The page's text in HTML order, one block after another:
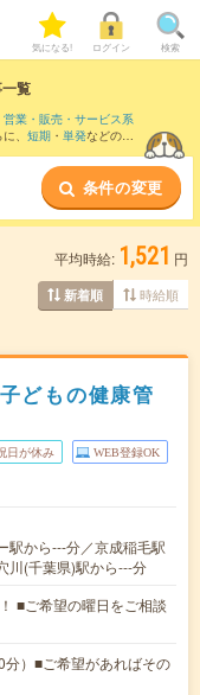
気になる! ログイン 検索
覧
営業・販売・サービス系
、 短期 ・ 単発などの期
しています。
条件の変更
平均時給: 1,521 円
新着順 時給順
どもの健康管
日が休み WEB登録OK
駅から---分／京成稲毛駅
川(千葉県)駅から---分
■ご希望の曜日をご相談
分）■ご希望があればその